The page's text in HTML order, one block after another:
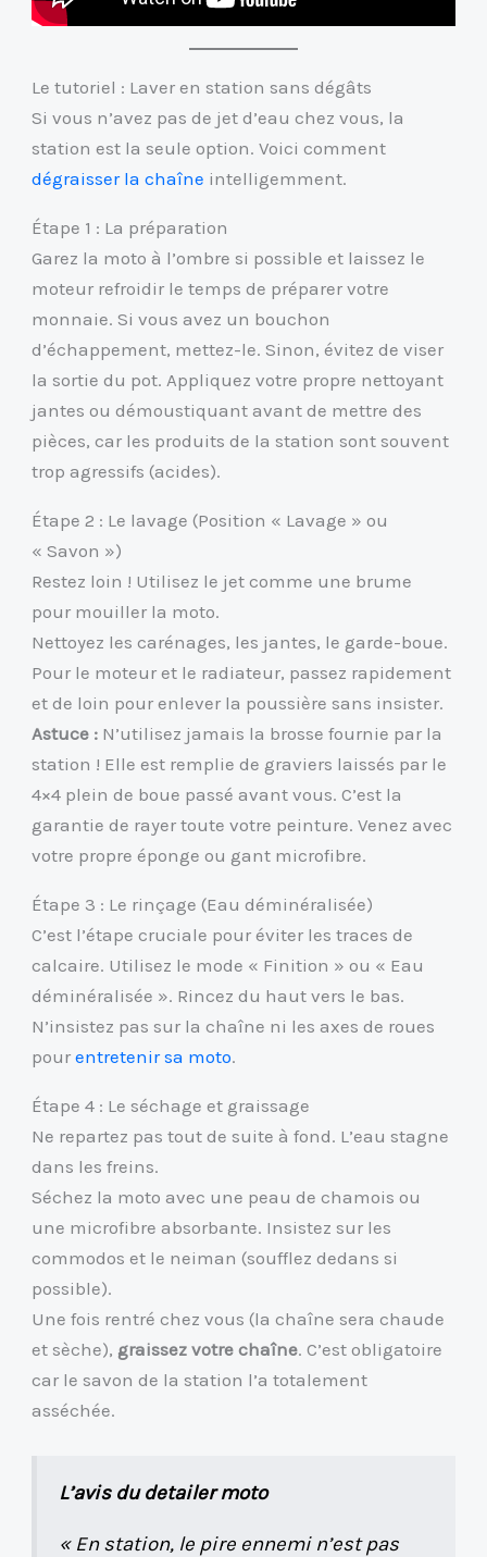
Le tutoriel : Laver en station sans dégâts
Si vous n’avez pas de jet d’eau chez vous, la
station est la seule option. Voici comment
dégraisser la chaîne intelligemment.
Étape 1 : La préparation
Garez la moto à l’ombre si possible et laissez le
moteur refroidir le temps de préparer votre
monnaie. Si vous avez un bouchon
d’échappement, mettez-le. Sinon, évitez de viser
la sortie du pot. Appliquez votre propre nettoyant
jantes ou démoustiquant avant de mettre des
pièces, car les produits de la station sont souvent
trop agressifs (acides).
Étape 2 : Le lavage (Position « Lavage » ou
« Savon »)
Restez loin ! Utilisez le jet comme une brume
pour mouiller la moto.
Nettoyez les carénages, les jantes, le garde-boue.
Pour le moteur et le radiateur, passez rapidement
et de loin pour enlever la poussière sans insister.
Astuce : N’utilisez jamais la brosse fournie par la
station ! Elle est remplie de graviers laissés par le
4×4 plein de boue passé avant vous. C’est la
garantie de rayer toute votre peinture. Venez avec
votre propre éponge ou gant microfibre.
Étape 3 : Le rinçage (Eau déminéralisée)
C’est l’étape cruciale pour éviter les traces de
calcaire. Utilisez le mode « Finition » ou « Eau
déminéralisée ». Rincez du haut vers le bas.
N’insistez pas sur la chaîne ni les axes de roues
pourentretenir sa moto.
Étape 4 : Le séchage et graissage
Ne repartez pas tout de suite à fond. L’eau stagne
dans les freins.
Séchez la moto avec une peau de chamois ou
une microfibre absorbante. Insistez sur les
commodos et le neiman (soufflez dedans si
possible).
Une fois rentré chez vous (la chaîne sera chaude
et sèche), graissez votre chaîne. C’est obligatoire
car le savon de la station l’a totalement
asséchée.
L’avis du detailer moto
« En station, le pire ennemi n’est pas